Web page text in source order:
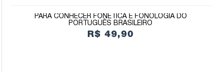
PARA CONHECER FONÉTICA E FONOLOGIA DO
PORTUGUÊS BRASILEIRO
R$ 49,90